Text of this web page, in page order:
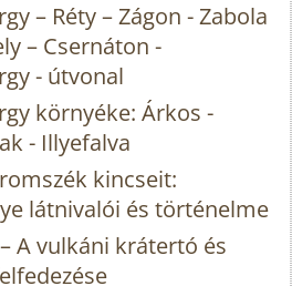
– Réty – Zágon - Zabola
– Csernáton -
- útvonal
környéke: Árkos -
- Illyefalva
kincseit:
látnivalói és történelme
A vulkáni krátertó és